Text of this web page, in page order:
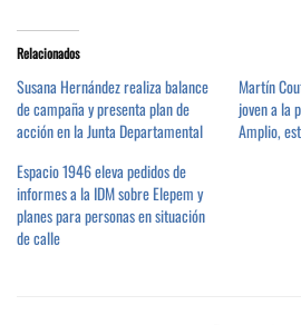
Relacionados
Susana Hernández realiza balance
de campaña y presenta plan de
acción en la Junta Departamental
Martín
joven a la
Amplio,
Espacio 1946 eleva pedidos de
informes a la IDM sobre Elepem y
planes para personas en situación
de calle